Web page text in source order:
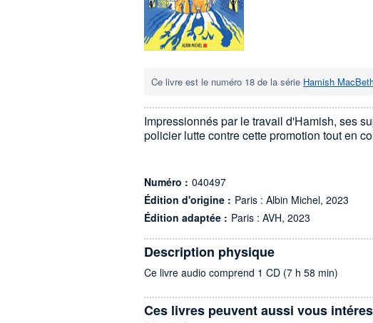
Ce livre est le numéro 18 de la série Hamish
Impressionnés par le travail d'Hamish, ses
policier lutte contre cette promotion tout en
Numéro : 040497
Édition d'origine : Paris : Albin Michel, 2023
Édition adaptée : Paris : AVH, 2023
Description physique
Ce livre audio comprend 1 CD (7 h 58 min)
Ces livres peuvent aussi vous